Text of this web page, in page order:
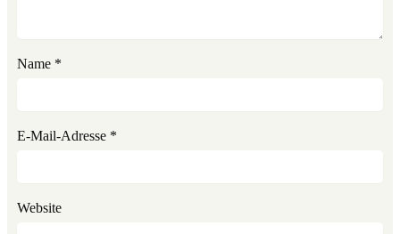
Name *
E-Mail-Adresse *
Website